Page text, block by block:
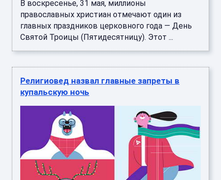
В воскресенье, 31 мая, миллионы
православных христиан отмечают один из
главных праздников церковного года — День
Святой Троицы (Пятидесятницу). Этот ...
Религиовед назвал главные запреты в
купальскую ночь